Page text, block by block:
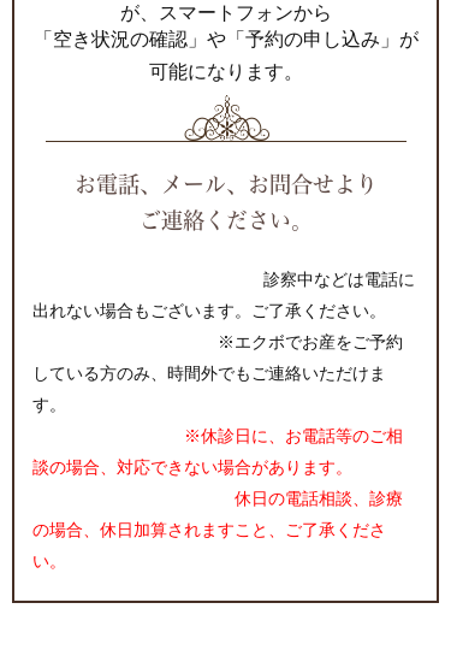
が、スマートフォンから
「空き状況の確認」や「予約の申し込み」が
可能になります。
お電話、メール、お問合せより
ご連絡ください。
診察中などは電話に
出れない場合もございます。ご了承ください。
※エクボでお産をご予約
している方のみ、時間外でもご連絡いただけま
す。
※休診日に、お電話等のご相
談の場合、対応できない場合があります。
休日の電話相談、診療
の場合、休日加算されますこと、ご了承くださ
い。